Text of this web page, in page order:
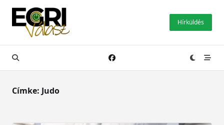
Skip
content
Hírküldés
Címke: Judo